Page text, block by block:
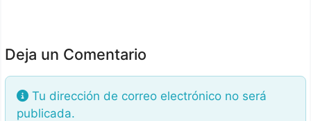
Deja un Comentario
Tu dirección de correo electrónico no será
publicada.